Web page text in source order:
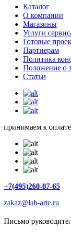
Каталог
О компании
Магазины
Услуги
Готовые
Партнерам
Политика
Положение о
Статьи
принимаем к оплате
+7(495)260-07-65
zakaz@lab-arte.ru
Письмо